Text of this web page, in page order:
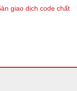
giao dịch code chất